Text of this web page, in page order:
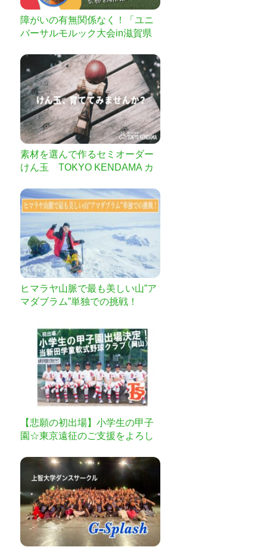
障がいの有無関係なく！「ユニ
バーサルモルック大会in滋賀県
素材を選んで作るセミオーダー
けん玉 TOKYO KENDAMA カ
ヒマラヤ山脈で最も美しい山”ア
マダブラム”単独での挑戦！
【悲願の初出場】小学生の甲子
園☆東京遠征のご支援をよろし